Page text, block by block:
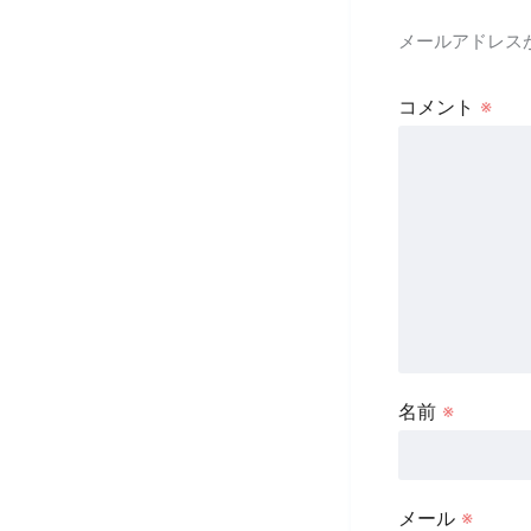
メールアドレス
コメント ※
名前 ※
メール ※